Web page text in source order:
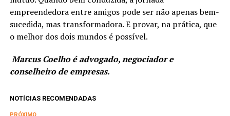
empreendedora entre amigos pode ser não apenas bem-
sucedida, mas transformadora. E provar, na prática, que
o melhor dos dois mundos é possível.
Marcus Coelho é advogado, negociador e
conselheiro de empresas.
NOTÍCIAS RECOMENDADAS
PRÓXIMO